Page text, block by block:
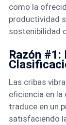
como la
productividad
sostenibilidad
Razón
Las cribas
eficiencia en
traduce en un
satisfaciendo